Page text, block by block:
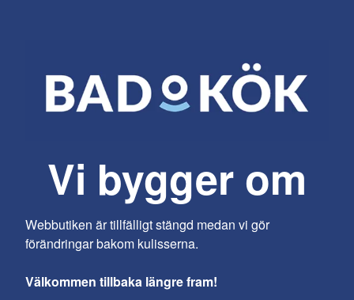
Vi bygger om
Webbutiken är tillfälligt stängd medan vi gör
förändringar bakom kulisserna.
Välkommen tillbaka längre fram!